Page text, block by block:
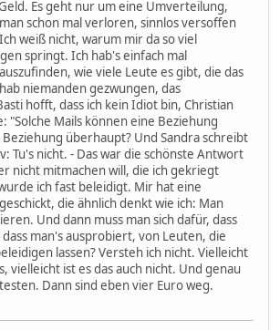
Es geht nur um eine Umverteilung,
schon mal verloren, sinnlos versoffen
weiß nicht, warum mir da so viel
springt. Ich hab's einfach mal
wie viele Leute es gibt, die das
niemanden gezwungen, das
hofft, dass ich kein Idiot bin, Christian
"Solche Mails können eine Beziehung
überhaupt? Und Sandra schreibt
Tu's nicht. - Das war die schönste Antwort
nicht mitmachen will, die ich gekriegt
ich fast beleidigt. Mir hat eine
die ähnlich denkt wie ich: Man
Und dann muss man sich dafür, dass
man's ausprobiert, von Leuten, die
lassen? Versteh ich nicht. Vielleicht
vielleicht ist es das auch nicht. Und genau
Dann sind eben vier Euro weg.